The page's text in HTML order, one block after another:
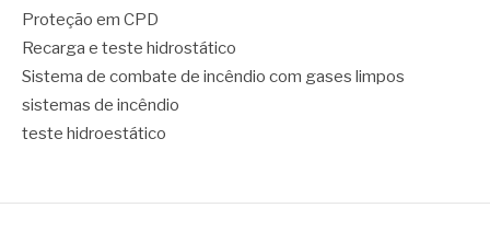
Proteção em CPD
Recarga e teste hidrostático
Sistema de combate de incêndio com gases limpos
sistemas de incêndio
teste hidroestático